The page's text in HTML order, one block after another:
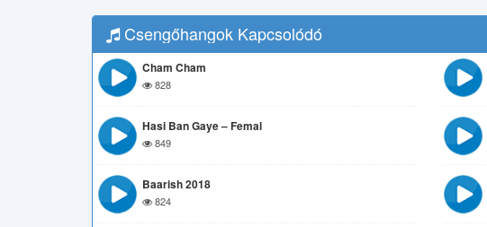
Csengőhangok Kapcsolódó
Cham Cham
828
Hasi Ban Gaye – Femal
849
Baarish 2018
824